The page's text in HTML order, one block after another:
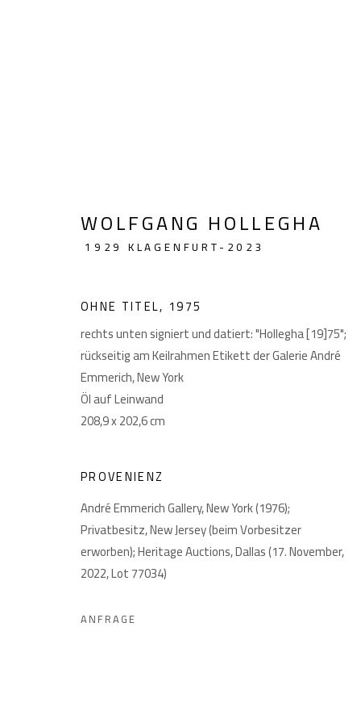
GIESE UND SCHWEIGER
KUNSTHÄNDLER
1010 Wien
T +43 1 513 18 43
MANAGE COOKIES
COPYRIGHT © 2026 GIESE & SCHWEIGER KUNSTHANDEL
WOLFGANG HOLLEGHA
1929 KLAGENFURT-2023
OHNE TITEL, 1975
rechts unten signiert und datiert: "Hollegha [19]75";
rückseitig am Keilrahmen Etikett der Galerie André
Emmerich, New York
Öl auf Leinwand
208,9 x 202,6 cm
PROVENIENZ
André Emmerich Gallery, New York (1976);
Privatbesitz, New Jersey (beim Vorbesitzer
erworben); Heritage Auctions, Dallas (17. November,
2022, Lot 77034)
ANFRAGE